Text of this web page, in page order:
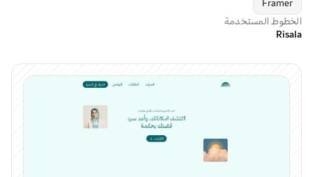
Framer
الخطوط المستخدمة
Risala